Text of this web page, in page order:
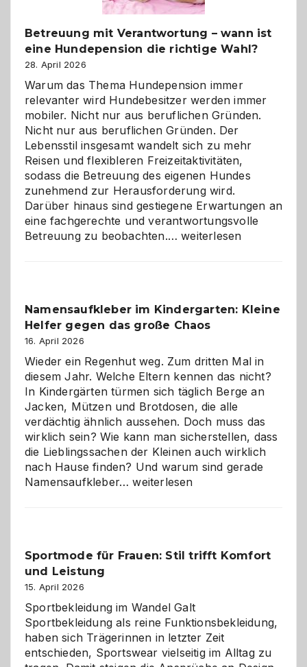
Betreuung mit Verantwortung – wann ist
eine Hundepension die richtige Wahl?
28. April 2026
Warum das Thema Hundepension immer
relevanter wird Hundebesitzer werden immer
mobiler. Nicht nur aus beruflichen Gründen.
Nicht nur aus beruflichen Gründen. Der
Lebensstil insgesamt wandelt sich zu mehr
Reisen und flexibleren Freizeitaktivitäten,
sodass die Betreuung des eigenen Hundes
zunehmend zur Herausforderung wird.
Darüber hinaus sind gestiegene Erwartungen an
eine fachgerechte und verantwortungsvolle
Betreuung zu beobachten.…Betreuung
ist
eine
die
richtige
Wahl?
weiterlesen
Namensaufkleber im Kindergarten: Kleine
Helfer gegen das große Chaos
16. April 2026
Wieder ein Regenhut weg. Zum dritten Mal in
diesem Jahr. Welche Eltern kennen das nicht?
In Kindergärten türmen sich täglich Berge an
Jacken, Mützen und Brotdosen, die alle
verdächtig ähnlich aussehen. Doch muss das
wirklich sein? Wie kann man sicherstellen, dass
die Lieblingssachen der Kleinen auch wirklich
nach Hause finden? Und warum sind gerade
Namensaufkleber…Namensaufkleber
gegen
Chaos
weiterlesen
Sportmode für Frauen: Stil trifft Komfort
und Leistung
15. April 2026
Sportbekleidung im Wandel Galt
Sportbekleidung als reine Funktionsbekleidung,
haben sich Trägerinnen in letzter Zeit
entschieden, Sportswear vielseitig im Alltag zu